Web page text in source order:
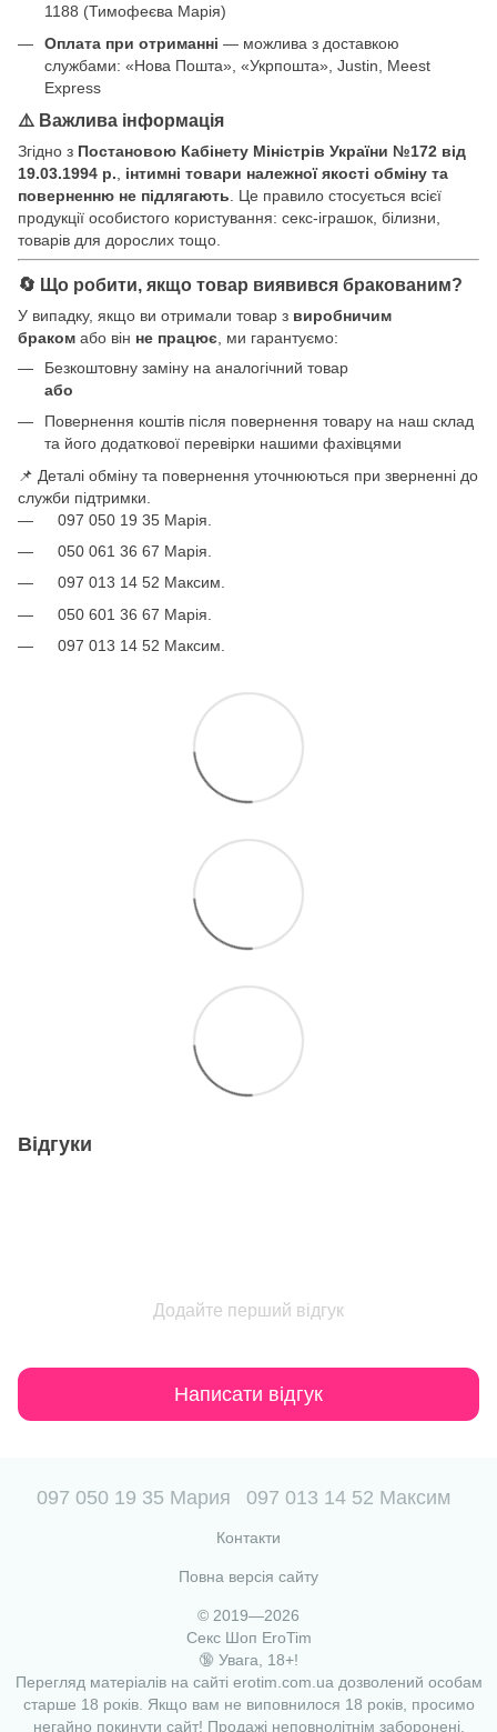
1188 (Тимофеєва Марія)
Оплата при отриманні — можлива з доставкою
службами: «Нова Пошта», «Укрпошта», Justin, Meest
Express
⚠️ Важлива інформація
Згідно з Постановою Кабінету Міністрів України №172 від
19.03.1994 р.
інтимні товари належної якості обміну та
поверненню не підлягають . Це правило стосується всієї
продукції особистого користування: секс-іграшок, білизни,
товарів для дорослих тощо.
🔄 Що робити, якщо товар виявився бракованим?
У випадку, якщо ви отримали товар з виробничим
браком або він не працює , ми гарантуємо:
Безкоштовну заміну на аналогічний товар
або
Повернення коштів після повернення товару на наш склад
та його додаткової перевірки нашими фахівцями
📌 Деталі обміну та повернення уточнюються при зверненні до
служби підтримки.
097 050 19 35 Марія.
050 061 36 67 Марія.
097 013 14 52 Максим.
050 601 36 67 Марія.
097 013 14 52 Максим.
Відгуки
Додайте перший відгук
Написати відгук
097 050 19 35 Мария 097 013 14 52 Максим
Контакти
Повна версія сайту
© 2019—2026
Секс Шоп EroTim
🔞 Увага, 18+!
Перегляд матеріалів на сайті erotim.com.ua дозволений особам
старше 18 років. Якщо вам не виповнилося 18 років, просимо
негайно покинути сайт! Продажі неповнолітнім заборонені.